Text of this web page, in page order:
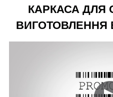
КАРКАСА ДЛЯ
ВИГОТОВЛЕННЯ